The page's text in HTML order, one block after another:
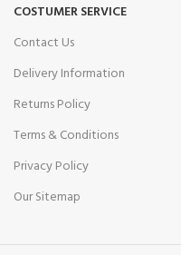
COSTUMER SERVICE
Contact Us
Delivery Information
Returns Policy
Terms & Conditions
Privacy Policy
Our Sitemap